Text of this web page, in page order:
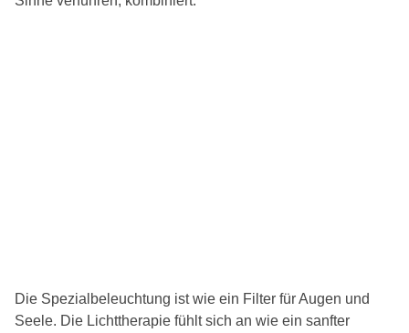
Die Spezialbeleuchtung ist wie ein Filter für Augen und
Seele. Die Lichttherapie fühlt sich an wie ein sanfter